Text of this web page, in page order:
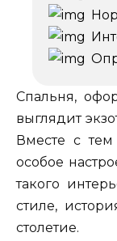
Спальня,
выглядит
Вместе с тем
особое
такого
стиле,
столетие.